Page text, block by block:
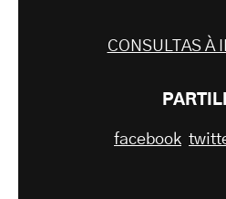
CONSULTAS À
facebook